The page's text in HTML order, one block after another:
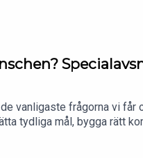
vanligaste frågorna vi
tydliga mål, bygga rätt
människor, bygger